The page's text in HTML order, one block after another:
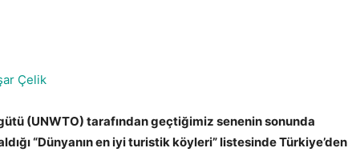
Çelik
(UNWTO) tarafından geçtiğimiz senenin sonunda
“Dünyanın en iyi turistik köyleri” listesinde Türkiye’den